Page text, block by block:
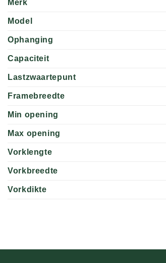
Merk
Model
Ophanging
Capaciteit
Lastzwaartepunt
Framebreedte
Min opening
Max opening
Vorklengte
Vorkbreedte
Vorkdikte